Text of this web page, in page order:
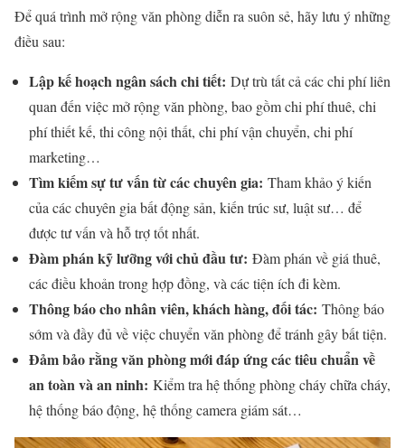
Để quá trình mở rộng văn phòng diễn ra suôn sẻ, hãy lưu ý những
điều sau:
Lập kế hoạch ngân sách chi tiết: Dự trù tất cả các chi phí liên
quan đến việc mở rộng văn phòng, bao gồm chi phí thuê, chi
phí thiết kế, thi công nội thất, chi phí vận chuyển, chi phí
marketing…
Tìm kiếm sự tư vấn từ các chuyên gia: Tham khảo ý kiến
của các chuyên gia bất động sản, kiến trúc sư, luật sư… để
được tư vấn và hỗ trợ tốt nhất.
Đàm phán kỹ lưỡng với chủ đầu tư: Đàm phán về giá thuê,
các điều khoản trong hợp đồng, và các tiện ích đi kèm.
Thông báo cho nhân viên, khách hàng, đối tác: Thông báo
sớm và đầy đủ về việc chuyển văn phòng để tránh gây bất tiện.
Đảm bảo rằng văn phòng mới đáp ứng các tiêu chuẩn về
an toàn và an ninh: Kiểm tra hệ thống phòng cháy chữa cháy,
hệ thống báo động, hệ thống camera giám sát…